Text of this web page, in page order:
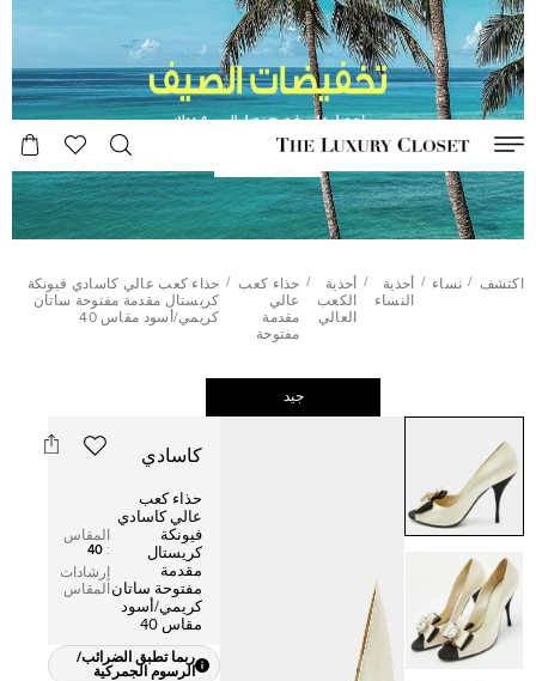
اكتشف / نساء /
أحذية
النساء
/
أحذية
الكعب
العالي
/ حذاء كعب
عالي
مقدمة
مفتوحة
/ حذاء كعب عالي كاسادي فيونكة
كريستال مقدمة مفتوحة ساتان
كريمي/أسود مقاس 40
جيد
كاسادي
حذاء كعب
عالي كاسادي
فيونكة
كريستال
مقدمة
مفتوحة ساتان
كريمي/أسود
مقاس 40
المقاس
:
40
إرشادات
المقاس
ربما تطبق الضرائب/
الرسوم الجمركية